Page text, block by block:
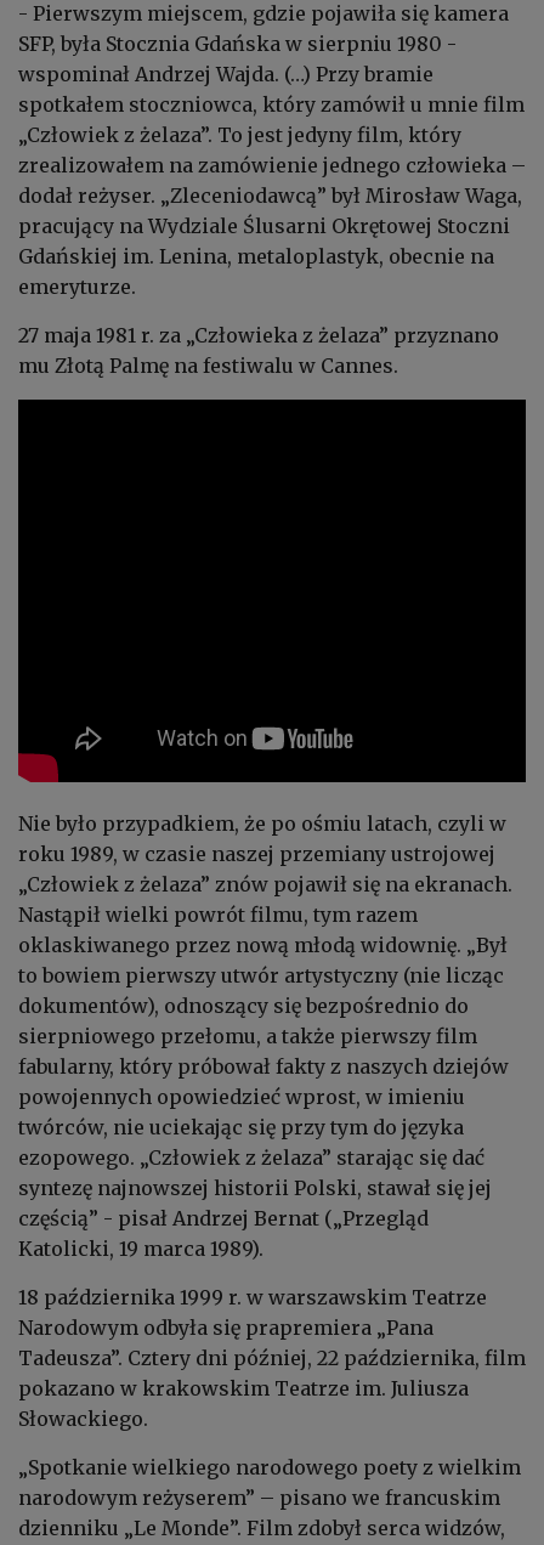
- Pierwszym miejscem, gdzie pojawiła się kamera
SFP, była Stocznia Gdańska w sierpniu 1980 -
wspominał Andrzej Wajda. (…) Przy bramie
spotkałem stoczniowca, który zamówił u mnie film
„Człowiek z żelaza”. To jest jedyny film, który
zrealizowałem na zamówienie jednego człowieka –
dodał reżyser. „Zleceniodawcą” był Mirosław Waga,
pracujący na Wydziale Ślusarni Okrętowej Stoczni
Gdańskiej im. Lenina, metaloplastyk, obecnie na
emeryturze.
27 maja 1981 r. za „Człowieka z żelaza” przyznano
mu Złotą Palmę na festiwalu w Cannes.
Nie było przypadkiem, że po ośmiu latach, czyli w
roku 1989, w czasie naszej przemiany ustrojowej
„Człowiek z żelaza” znów pojawił się na ekranach.
Nastąpił wielki powrót filmu, tym razem
oklaskiwanego przez nową młodą widownię. „Był
to bowiem pierwszy utwór artystyczny (nie licząc
dokumentów), odnoszący się bezpośrednio do
sierpniowego przełomu, a także pierwszy film
fabularny, który próbował fakty z naszych dziejów
powojennych opowiedzieć wprost, w imieniu
twórców, nie uciekając się przy tym do języka
ezopowego. „Człowiek z żelaza” starając się dać
syntezę najnowszej historii Polski, stawał się jej
częścią” - pisał Andrzej Bernat („Przegląd
Katolicki, 19 marca 1989).
18 października 1999 r. w warszawskim Teatrze
Narodowym odbyła się prapremiera „Pana
Tadeusza”. Cztery dni później, 22 października, film
pokazano w krakowskim Teatrze im. Juliusza
Słowackiego.
„Spotkanie wielkiego narodowego poety z wielkim
narodowym reżyserem” – pisano we francuskim
dzienniku „Le Monde”. Film zdobył serca widzów,